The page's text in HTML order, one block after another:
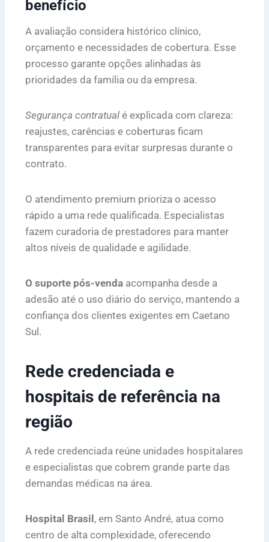
benefício
A avaliação considera histórico clínico,
orçamento e necessidades de cobertura. Esse
processo garante opções alinhadas às
prioridades da família ou da empresa.
Segurança contratual é explicada com clareza:
reajustes, carências e coberturas ficam
transparentes para evitar surpresas durante o
contrato.
O atendimento premium prioriza o acesso
rápido a uma rede qualificada. Especialistas
fazem curadoria de prestadores para manter
altos níveis de qualidade e agilidade.
O suporte pós-venda acompanha desde a
adesão até o uso diário do serviço, mantendo a
confiança dos clientes exigentes em Caetano
Sul.
Rede credenciada e
hospitais de referência na
região
A rede credenciada reúne unidades hospitalares
e especialistas que cobrem grande parte das
demandas médicas na área.
Hospital Brasil , em Santo André, atua como
centro de alta complexidade, oferecendo